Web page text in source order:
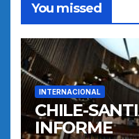
You missed
INTERNACIONAL
CHILE-
INFORME